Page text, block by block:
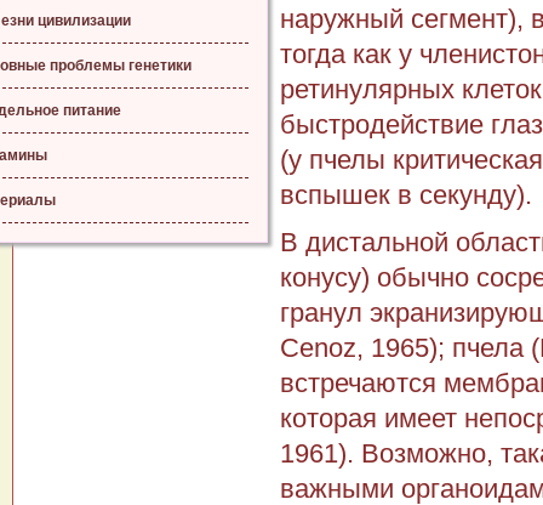
цивилизации
проблемы генетики
питание
наружный сегмент),
тогда как у
ретинулярных
быстродейст­вие
(у пчелы
вспышек в секунду).
В дистальной
конусу) обычно
гранул
Cenoz, 1965); пчела
встречаются
которая имеет
1961). Возможно,
важными